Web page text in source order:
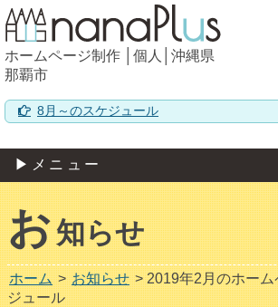
ホームページ制作 │個人│沖縄県
那覇市
8月～のスケジュール
▶メニュー
お知らせ
ホーム>お知らせ>2019年2月のホー
ジュール